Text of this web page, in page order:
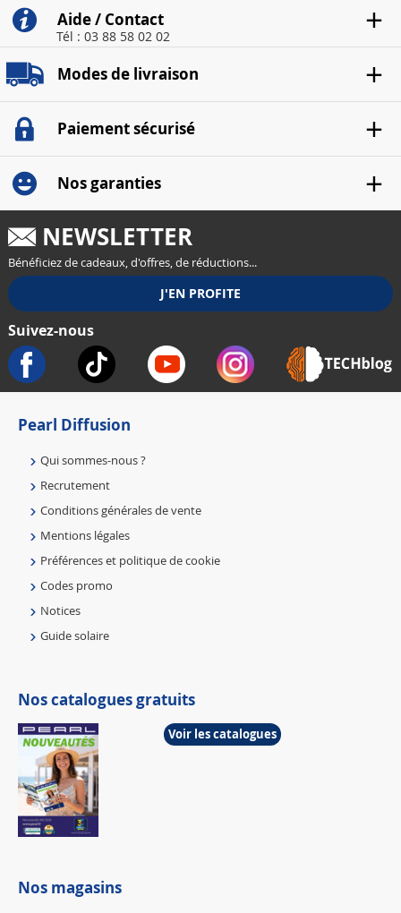
Aide / Contact
Tél : 03 88 58 02 02
Modes de livraison
Paiement sécurisé
Nos garanties
NEWSLETTER
Bénéficiez de cadeaux, d'offres, de réductions...
Suivez-nous
Pearl Diffusion
Qui sommes-nous ?
Recrutement
Conditions générales de vente
Mentions légales
Préférences et politique de cookie
Codes promo
Notices
Guide solaire
Nos catalogues gratuits
Voir les catalogues
Nos magasins